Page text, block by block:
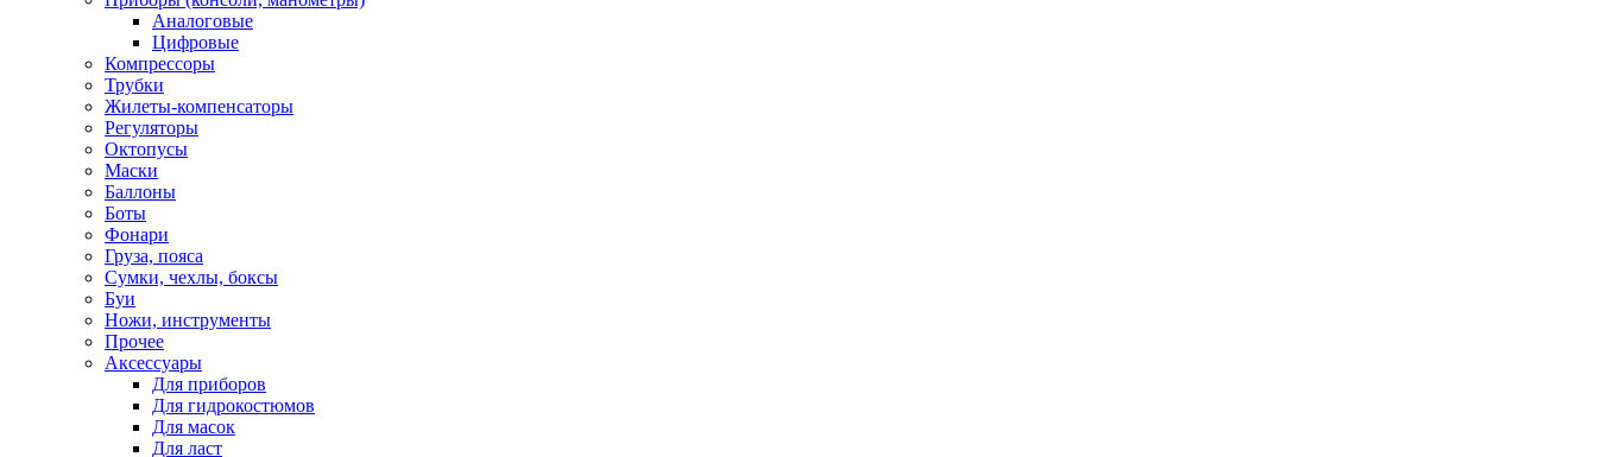
Аналоговые
Цифровые
Компрессоры
Трубки
Жилеты-компенсаторы
Регуляторы
Октопусы
Маски
Баллоны
Боты
Фонари
Груза, пояса
Сумки, чехлы, боксы
Буи
Ножи, инструменты
Прочее
Аксессуары
Для приборов
Для гидрокостюмов
Для масок
Для ласт